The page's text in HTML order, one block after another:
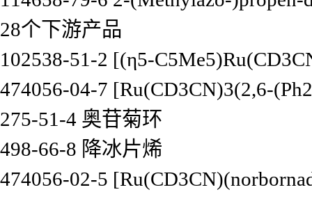
28个下游产品
102538-51-2 [(η5-
474056-04-7 [Ru(CD3CN)3(2,6-
275-51-4 奥苷菊环
498-66-8 降冰片烯
474056-02-5